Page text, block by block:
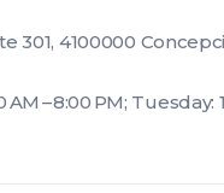
301, 4100000
– 8:00 PM; Tuesday: